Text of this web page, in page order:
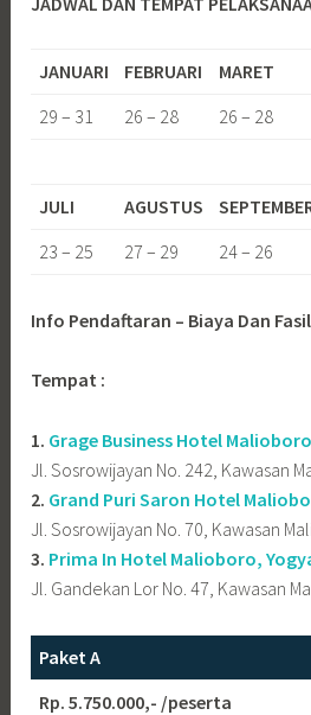
JANUARI FEBRUARI MARET
29 – 31
26 – 28 26 – 28
JULI AGUSTUS
23 – 25
27 – 29 24 – 26
Info Pendaftaran – Biaya Dan
Tempat :
1. Grage Business Hotel
Jl. Sosrowijayan No. 242, Kawasan
2. Grand Puri Saron Hotel
Jl. Sosrowijayan No. 70, Kawasan
3. Prima In Hotel Malioboro,
Jl. Gandekan Lor No. 47, Kawasan
Paket A
Rp. 5.750.000,- /peserta